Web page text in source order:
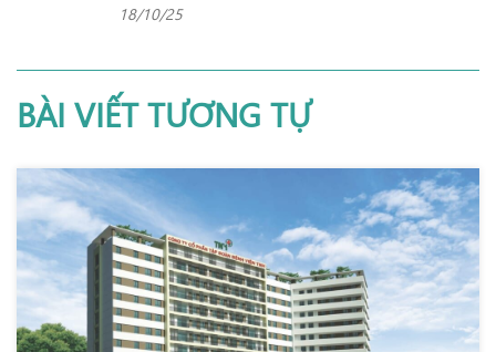
18/10/25
BÀI VIẾT TƯƠNG TỰ